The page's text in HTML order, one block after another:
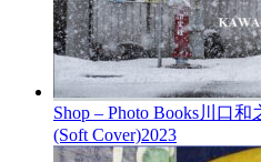
Shop – Photo Books川口和
(Soft Cover)2023